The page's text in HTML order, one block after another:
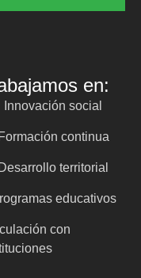
en:
Innovación social
Formación continua
Desarrollo territorial
educativos
con